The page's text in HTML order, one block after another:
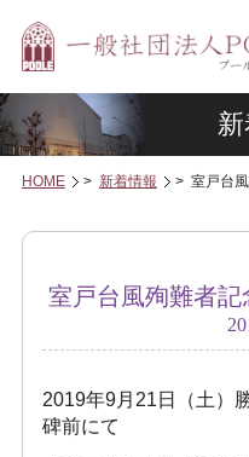
HOME > 新着情報 > 室戸台
室戸台風殉難者
2019年9月21日（土）
碑前にて